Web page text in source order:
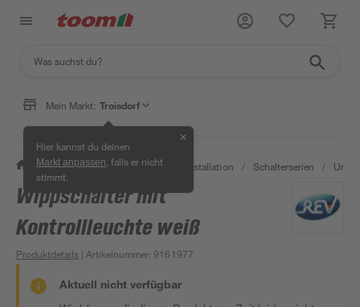
Mein Markt: Troisdorf
Hier kannst du deinen
Markt anpassen , falls er nicht
stimmt.
✕
/ Bauen & Renovieren / Elektroinstallation / Schalterserien /
Wippschalter mit
Kontrollleuchte weiß
Produktdetails | Artikelnummer:9161977
Aktuell nicht verfügbar